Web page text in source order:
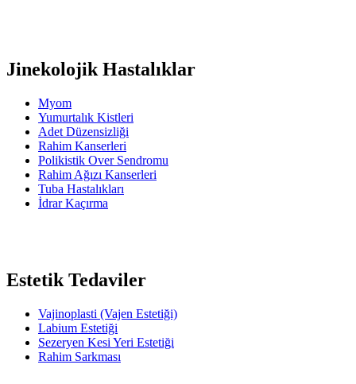
Jinekolojik Hastalıklar
Myom
Yumurtalık Kistleri
Adet Düzensizliği
Rahim Kanserleri
Polikistik Over Sendromu
Rahim Ağızı Kanserleri
Tuba Hastalıkları
İdrar Kaçırma
Estetik Tedaviler
Vajinoplasti (Vajen Estetiği)
Labium Estetiği
Sezeryen Kesi Yeri Estetiği
Rahim Sarkması